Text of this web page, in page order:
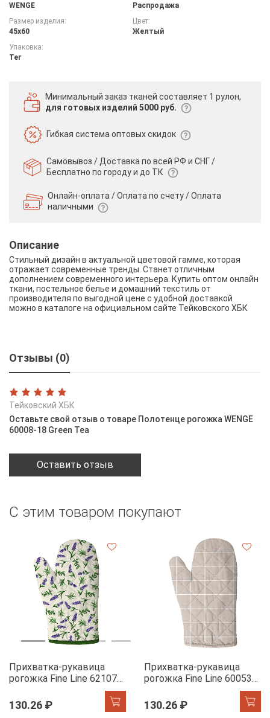
WENGE
Распродажа
Размер изделия:
45х60
Цвет:
Желтый
Упаковка:
Тег
Минимальный заказ тканей составляет 1 рулон,
для готовых изделий 5000 руб.
Гибкая системаоптовых скидок
Самовывоз / Доставка по всей РФ и СНГ /
Бесплатно по городу и до ТК
Онлайн-оплата / Оплата по счету /Оплата
наличными
Описание
Стильный дизайн в актуальной цветовой гамме, которая
отражает современные тренды. Станет отличным
дополнением современного интерьера. Купить оптом онлайн
ткани, постельное белье и домашний текстиль от
производителя по выгодной цене с удобной доставкой
можно в каталоге на официальном сайте Тейковского ХБК
Отзывы (0)
Тейковский ХБК
Оставьте свой отзыв о товаре Полотенце рогожка WENGE
60008-18 Green Tea
Оставить отзыв
С этим товаром покупают
Прихватка-рукавица
рогожка Fine Line 62107-1
130.26 ₽
Прихватка-рукавица
рогожка Fine Line 60053-1
130.26 ₽